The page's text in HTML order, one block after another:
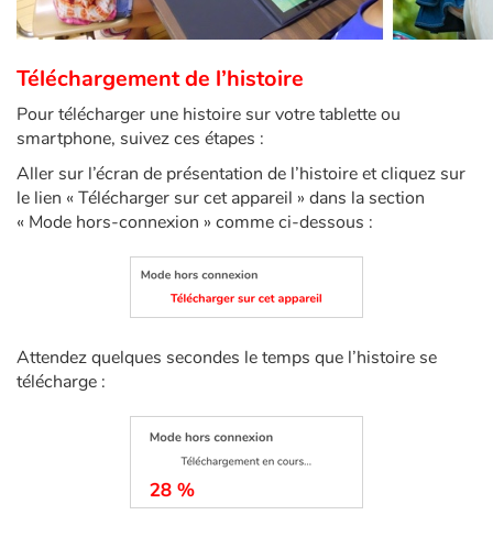
Les animaux
Voyage, épopée, enquête, aventure
Autour du monde
Apprentissage
Art, espace, activité
En famille
Quotidien et loisirs
Téléchargement de l’histoire
Pour télécharger une histoire sur votre tablette ou
smartphone, suivez ces étapes :
Aller sur l’écran de présentation de l’histoire et cliquez sur
le lien « Télécharger sur cet appareil » dans la section
« Mode hors-connexion » comme ci-dessous :
Attendez quelques secondes le temps que l’histoire se
télécharge :